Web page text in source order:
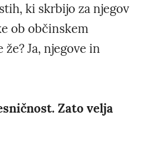
ki skrbijo za njegov
ob občinskem
Ja, njegove in
Zato velja